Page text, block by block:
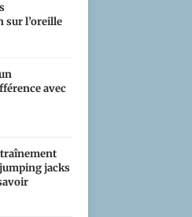
sur l’oreille
avec
jacks